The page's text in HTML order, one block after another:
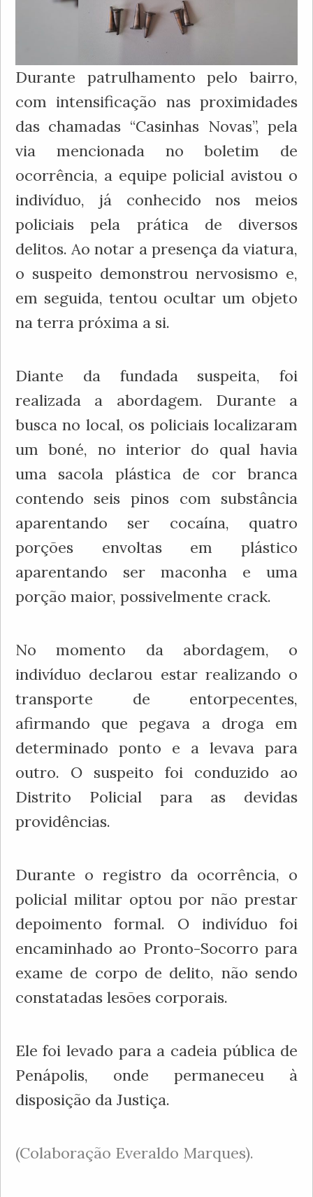
Durante patrulhamento pelo bairro,
com intensificação nas proximidades
das chamadas “Casinhas Novas”, pela
via mencionada no boletim de
ocorrência, a equipe policial avistou o
indivíduo, já conhecido nos meios
policiais pela prática de diversos
delitos. Ao notar a presença da viatura,
o suspeito demonstrou nervosismo e,
em seguida, tentou ocultar um objeto
na terra próxima a si.
Diante da fundada suspeita, foi
realizada a abordagem. Durante a
busca no local, os policiais localizaram
um boné, no interior do qual havia
uma sacola plástica de cor branca
contendo seis pinos com substância
aparentando ser cocaína, quatro
porções envoltas em plástico
aparentando ser maconha e uma
porção maior, possivelmente crack.
No momento da abordagem, o
indivíduo declarou estar realizando o
transporte de entorpecentes,
afirmando que pegava a droga em
determinado ponto e a levava para
outro. O suspeito foi conduzido ao
Distrito Policial para as devidas
providências.
Durante o registro da ocorrência, o
policial militar optou por não prestar
depoimento formal. O indivíduo foi
encaminhado ao Pronto-Socorro para
exame de corpo de delito, não sendo
constatadas lesões corporais.
Ele foi levado para a cadeia pública de
Penápolis, onde permaneceu à
disposição da Justiça.
(Colaboração Everaldo Marques).